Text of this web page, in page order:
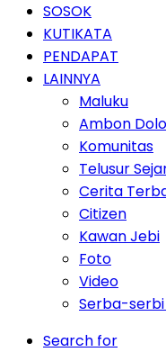
SOSOK
KUTIKATA
PENDAPAT
LAINNYA
Maluku
Ambon
Komunitas
Telusur
Cerita
Citizen
Kawan Jebi
Foto
Video
Serba-
Search for